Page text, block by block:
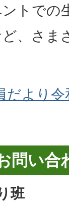
トでの
、さま
だより
問い合
班